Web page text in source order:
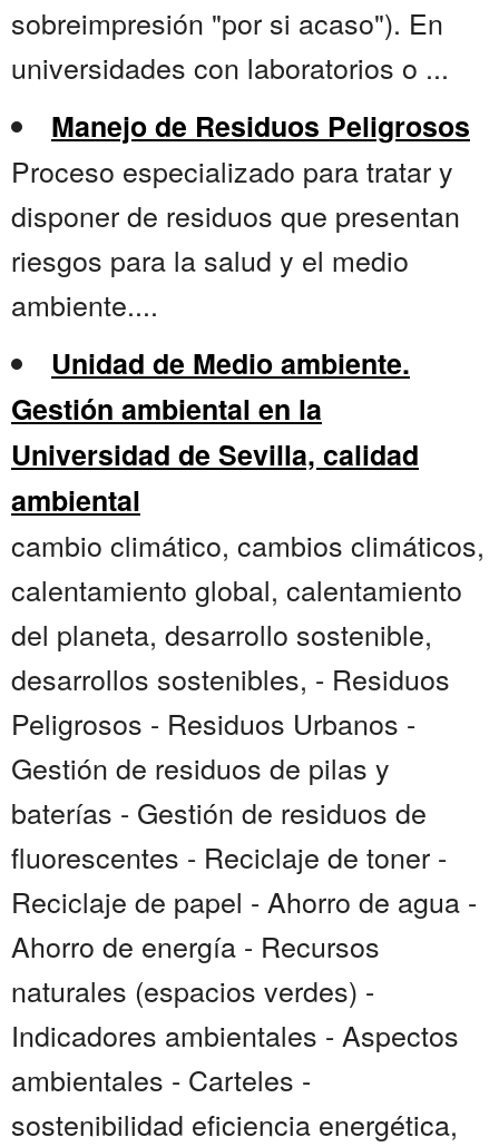
sobreimpresión "por si acaso"). En
universidades con laboratorios o ...
Manejo de Residuos Peligrosos
Proceso especializado para tratar y
disponer de residuos que presentan
riesgos para la salud y el medio
ambiente....
Unidad de Medio ambiente.
Gestión ambiental en la
Universidad de Sevilla, calidad
ambiental
cambio climático, cambios climáticos,
calentamiento global, calentamiento
del planeta, desarrollo sostenible,
desarrollos sostenibles, - Residuos
Peligrosos - Residuos Urbanos -
Gestión de residuos de pilas y
baterías - Gestión de residuos de
fluorescentes - Reciclaje de toner -
Reciclaje de papel - Ahorro de agua -
Ahorro de energía - Recursos
naturales (espacios verdes) -
Indicadores ambientales - Aspectos
ambientales - Carteles -
sostenibilidad eficiencia energética,